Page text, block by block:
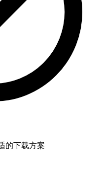
的下载方案